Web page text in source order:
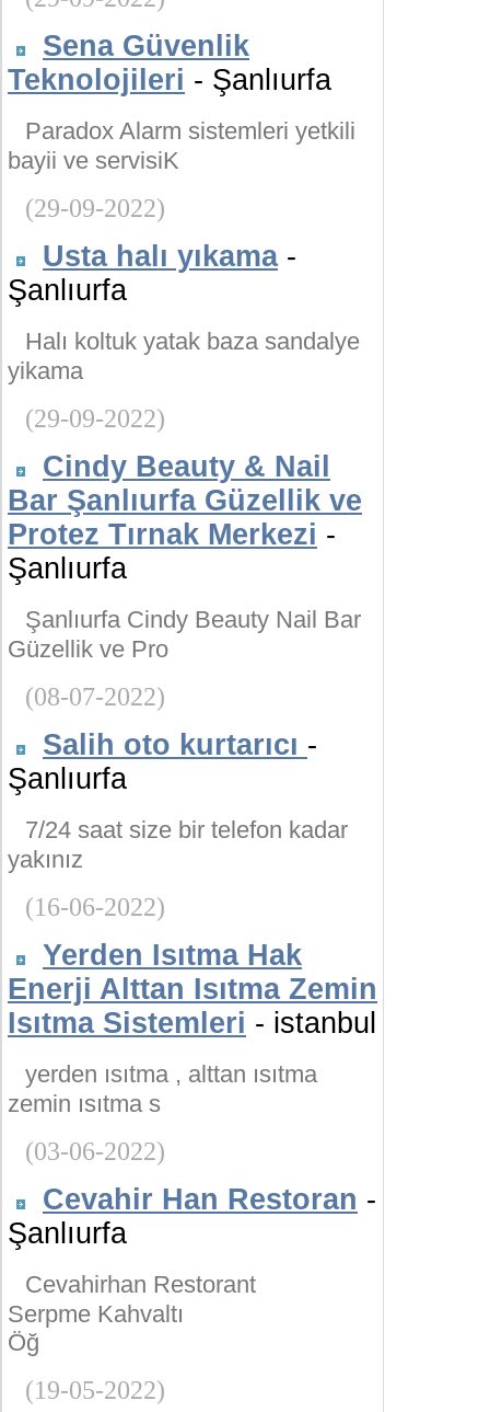
Sena Güvenlik
Teknolojileri - Şanlıurfa
Paradox Alarm sistemleri yetkili
bayii ve servisiK
(29-09-2022)
Usta halı yıkama-
Şanlıurfa
Halı koltuk yatak baza sandalye
yikama
(29-09-2022)
Cindy Beauty & Nail
Bar Şanlıurfa Güzellik ve
Protez Tırnak Merkezi -
Şanlıurfa
Şanlıurfa Cindy Beauty Nail Bar
Güzellik ve Pro
(08-07-2022)
Salih oto kurtarıcı -
Şanlıurfa
7/24 saat size bir telefon kadar
yakınız
(16-06-2022)
Yerden Isıtma Hak
Enerji Alttan Isıtma Zemin
Isıtma Sistemleri - istanbul
yerden ısıtma , alttan ısıtma
zemin ısıtma s
(03-06-2022)
Cevahir Han Restoran -
Şanlıurfa
Cevahirhan Restorant
Serpme Kahvaltı
Öğ
(19-05-2022)